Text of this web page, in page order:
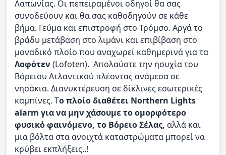
Λαπωνίας. Οι πεπειραμένοι οδηγοί θα σας
συνοδεύουν και θα σας καθοδηγούν σε κάθε
βήμα. Γεύμα και επιστροφή στο Τρόμσο. Αργά το
βράδυ μετάβαση στο λιμάνι και επιβίβαση στο
μοναδικό πλοίο που αναχωρεί καθημερινά για τα
Λοφότεν (Lofoten). Απολαύστε την ησυχία του
Βόρειου Ατλαντικού πλέοντας ανάμεσα σε
νησάκια. Διανυκτέρευση σε δίκλινες εσωτερικές
καμπίνες. Το πλοίο διαθέτει Northern Lights
alarm για να μην χάσουμε το ομορφότερο
φυσικό φαινόμενο, το Βόρειο Σέλας, αλλά και
μια βόλτα στα ανοιχτά καταστρώματα μπορεί να
κρύβει εκπλήξεις..!